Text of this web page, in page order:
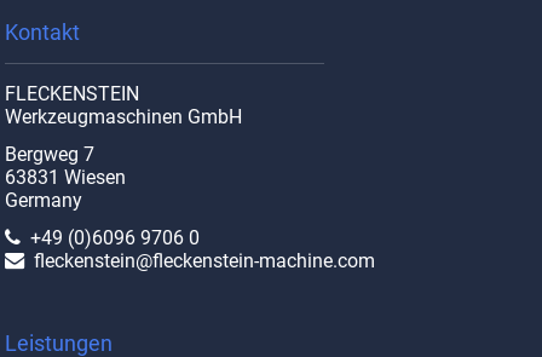
Kontakt
FLECKENSTEIN
Werkzeugmaschinen GmbH
Bergweg 7
63831 Wiesen
Germany
+49 (0)6096 9706 0
fleckenstein@fleckenstein-machine.com
Leistungen